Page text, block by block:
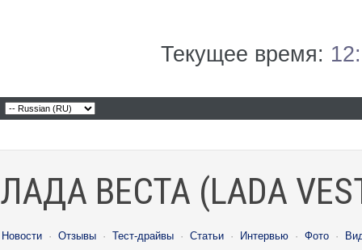
Текущее время:
ЛАДА ВЕСТА (LADA
Новости · Отзывы · Тест-драйвы · Статьи · Интервью · Фото ·